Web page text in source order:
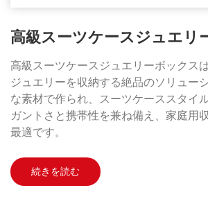
高級スーツケースジュエリ
高級スーツケースジュエリーボックス
ジュエリーを収納する絶品のソリュー
な素材で作られ、スーツケーススタイ
ガントさと携帯性を兼ね備え、家庭用
最適です。
続きを読む